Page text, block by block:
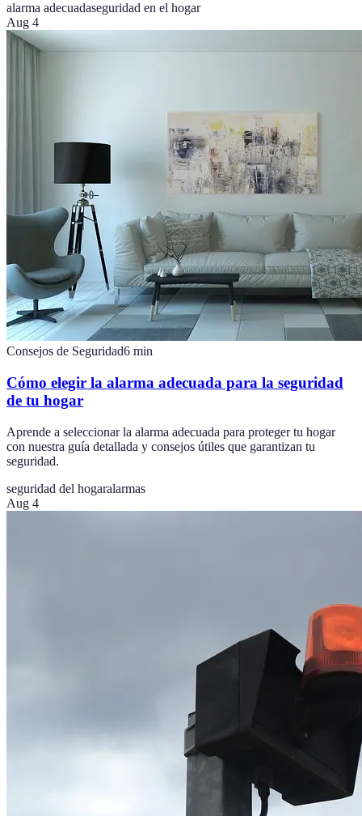
alarma adecuadaseguridad en el hogar
Aug 4
Consejos de Seguridad6 min
Cómo elegir la alarma adecuada para la seguridad
de tu hogar
Aprende a seleccionar la alarma adecuada para proteger tu hogar
con nuestra guía detallada y consejos útiles que garantizan tu
seguridad.
seguridad del hogaralarmas
Aug 4